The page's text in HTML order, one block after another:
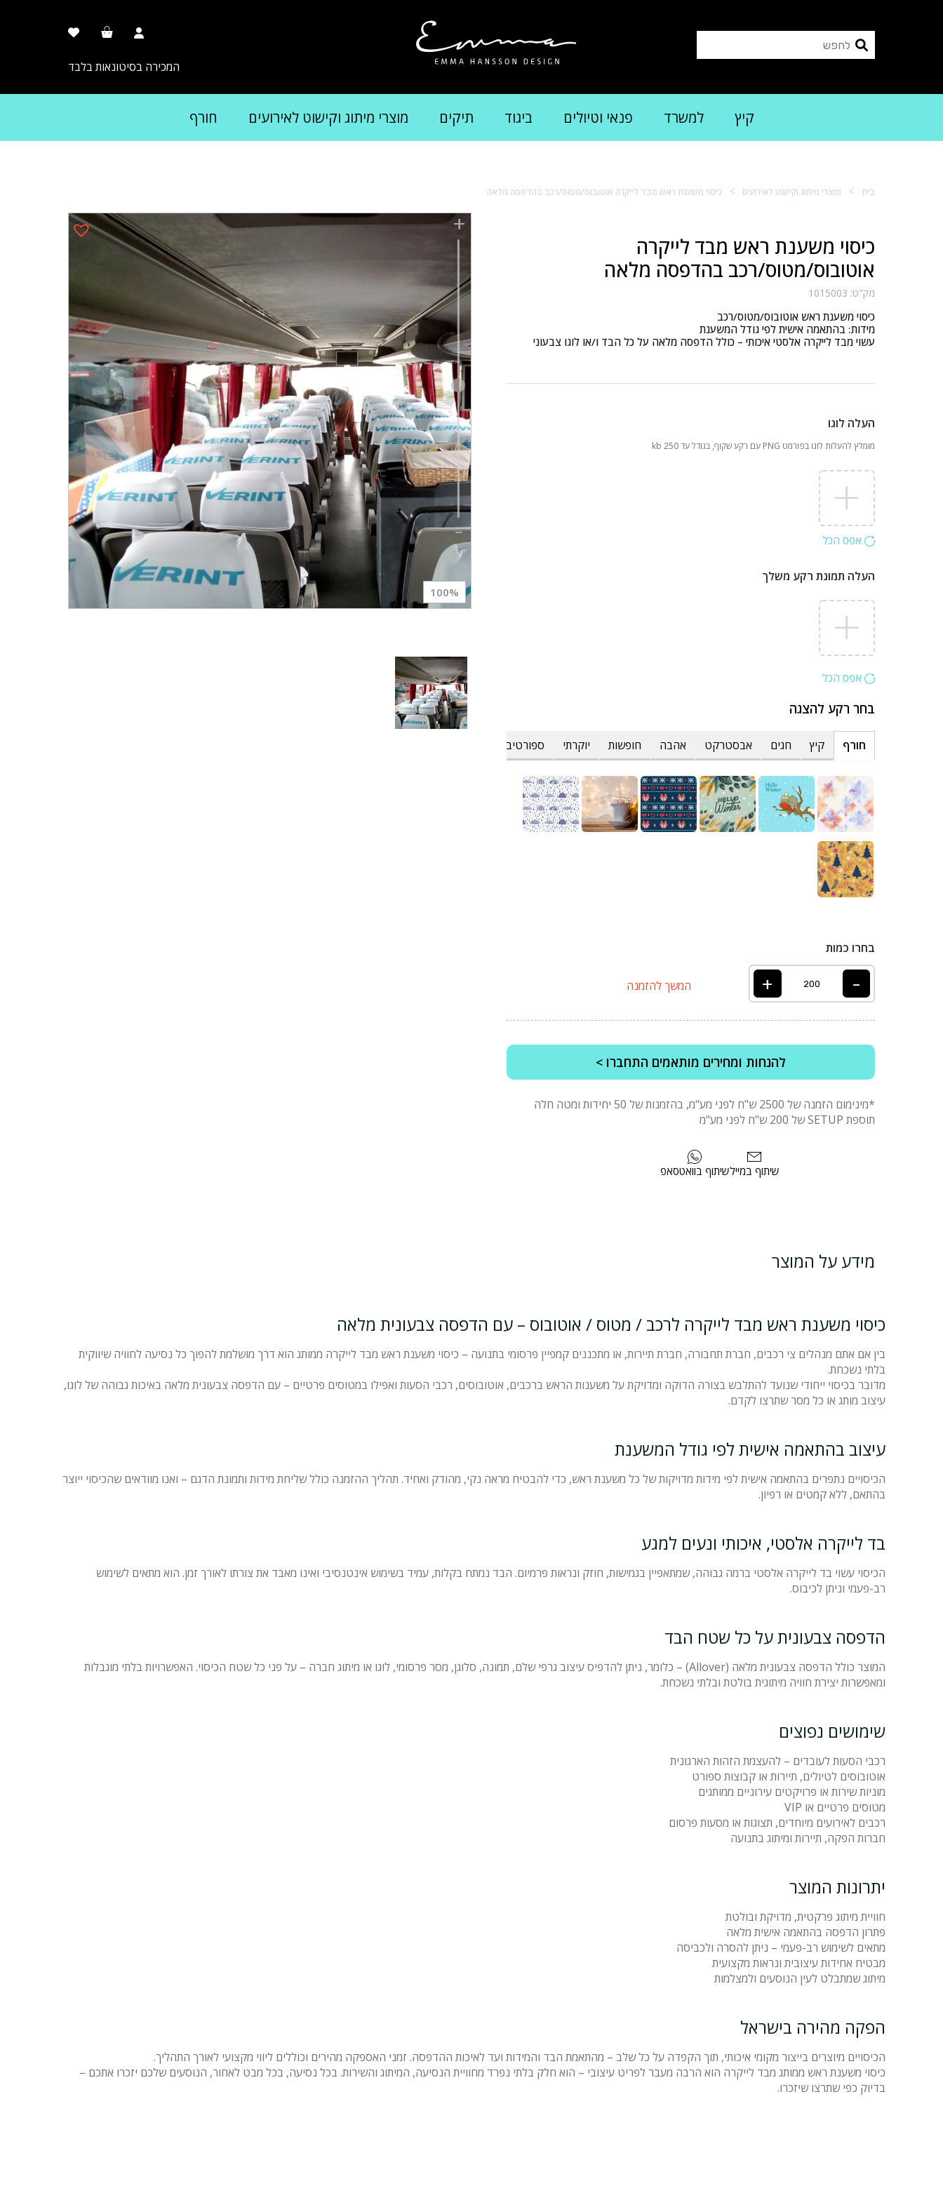
המכירה בסיטונאות בלבד
קיץ למשרד פנאי וטיולים ביגוד תיקים מוצרי מיתוג וקישוט לאירועים חורף
בית > מוצרי מיתוג וקישוט לאירועים > כיסוי משענת ראש מבד לייקרה אוטובוס/מטוס/רכב בהדפסה מלאה
100%
כיסוי משענת ראש מבד לייקרה
אוטובוס/מטוס/רכב בהדפסה מלאה
מק"ט: 1015003
כיסוי משענת ראש אוטובוס/מטוס/רכב
מידות: בהתאמה אישית לפי גודל המשענת
עשוי מבד לייקרה אלסטי איכותי – כולל הדפסה מלאה על כל הבד ו/או לוגו צבעוני
העלה לוגו
מומלץ להעלות לוגו בפורמט PNG עם רקע שקוף, בגודל עד 250 kb
אפס הכל
העלה תמונת רקע משלך
אפס הכל
בחר רקע להצגה
חורף קיץ חגים אבסטרקט אהבה חופשות יוקרתי ספורטיבי
בחרו כמות
-
+ המשך להזמנה
להנחות ומחירים מותאמים התחברו >
*מינימום הזמנה של 2500 ש"ח לפני מע"מ, בהזמנות של 50 יחידות ומטה חלה
תוספת SETUP של 200 ש"ח לפני מע"מ
שיתוף בוואטסאפשיתוף במייל
מידע על המוצר
כיסוי משענת ראש מבד לייקרה לרכב / מטוס / אוטובוס – עם הדפסה צבעונית מלאה
בין אם אתם מנהלים צי רכבים, חברת תחבורה, חברת תיירות, או מתכננים קמפיין פרסומי בתנועה – כיסוי משענת ראש מבד לייקרה ממותג הוא דרך מושלמת להפוך כל נסיעה לחוויה שיווקית
בלתי נשכחת.
מדובר בכיסוי ייחודי שנועד להתלבש בצורה הדוקה ומדויקת על משענות הראש ברכבים, אוטובוסים, רכבי הסעות ואפילו במטוסים פרטיים – עם הדפסה צבעונית מלאה באיכות גבוהה של לוגו,
עיצוב מותג או כל מסר שתרצו לקדם.
עיצוב בהתאמה אישית לפי גודל המשענת
הכיסויים נתפרים בהתאמה אישית לפי מידות מדויקות של כל משענת ראש, כדי להבטיח מראה נקי, מהודק ואחיד. תהליך ההזמנה כולל שליחת מידות ותמונת הדגם – ואנו מוודאים שהכיסוי ייוצר
בהתאם, ללא קמטים או רפיון.
בד לייקרה אלסטי, איכותי ונעים למגע
הכיסוי עשוי בד לייקרה אלסטי ברמה גבוהה, שמתאפיין בגמישות, חוזק ונראות פרמיום. הבד נמתח בקלות, עמיד בשימוש אינטנסיבי ואינו מאבד את צורתו לאורך זמן. הוא מתאים לשימוש
רב-פעמי וניתן לכיבוס.
הדפסה צבעונית על כל שטח הבד
המוצר כולל הדפסה צבעונית מלאה (Allover) – כלומר, ניתן להדפיס עיצוב גרפי שלם, תמונה, סלוגן, מסר פרסומי, לוגו או מיתוג חברה – על פני כל שטח הכיסוי. האפשרויות בלתי מוגבלות
ומאפשרות יצירת חוויה מיתוגית בולטת ובלתי נשכחת.
שימושים נפוצים
רכבי הסעות לעובדים – להעצמת הזהות הארגונית
אוטובוסים לטיולים, תיירות או קבוצות ספורט
מוניות שירות או פרויקטים עירוניים ממותגים
מטוסים פרטיים או VIP
רכבים לאירועים מיוחדים, תצוגות או מסעות פרסום
חברות הפקה, תיירות ומיתוג בתנועה
יתרונות המוצר
חוויית מיתוג פרקטית, מדויקת ובולטת
פתרון הדפסה בהתאמה אישית מלאה
מתאים לשימוש רב-פעמי – ניתן להסרה ולכביסה
מבטיח אחידות עיצובית ונראות מקצועית
מיתוג שמתבלט לעין הנוסעים ולמצלמות
הפקה מהירה בישראל
הכיסויים מיוצרים בייצור מקומי איכותי, תוך הקפדה על כל שלב – מהתאמת הבד והמידות ועד לאיכות ההדפסה. זמני האספקה מהירים וכוללים ליווי מקצועי לאורך התהליך.
כיסוי משענת ראש ממותג מבד לייקרה הוא הרבה מעבר לפריט עיצובי – הוא חלק בלתי נפרד מחוויית הנסיעה, המיתוג והשירות. בכל נסיעה, בכל מבט לאחור, הנוסעים שלכם יזכרו אתכם –
בדיוק כפי שתרצו שיזכרו.